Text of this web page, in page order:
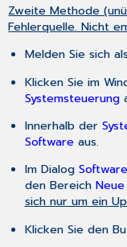
Zweite Methode
Fehlerquelle. Nicht
Melden Sie sich
Klicken Sie im
Systemsteuerung
Innerhalb der
Softwareaus.
Im Dialog Software
den Bereich
sich nur um ein
Klicken Sie den